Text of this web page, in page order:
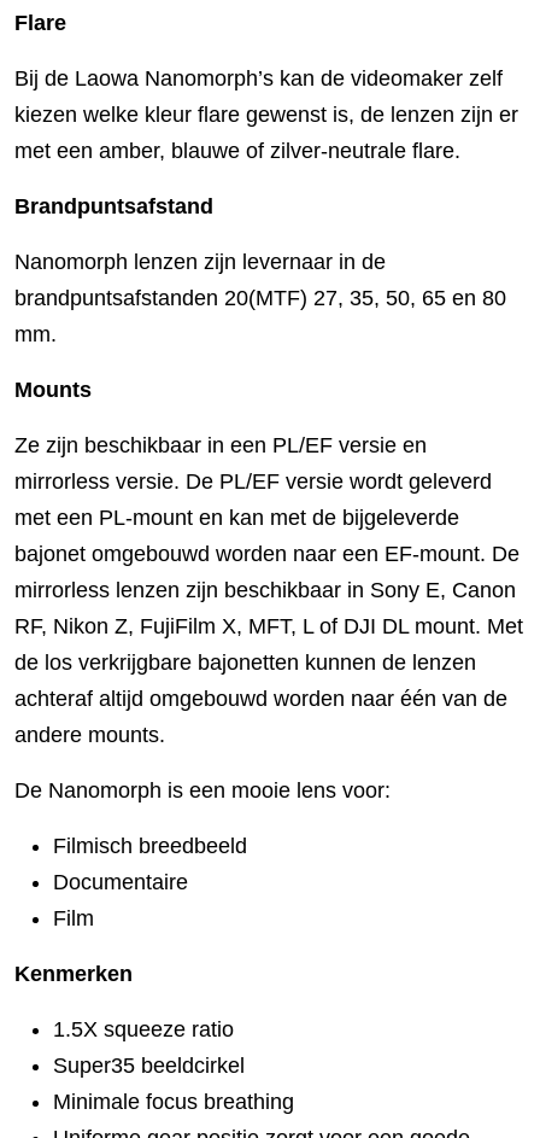
Flare
Bij de Laowa Nanomorph’s kan de videomaker zelf
kiezen welke kleur flare gewenst is, de lenzen zijn er
met een amber, blauwe of zilver-neutrale flare.
Brandpuntsafstand
Nanomorph lenzen zijn levernaar in de
brandpuntsafstanden 20(MTF) 27, 35, 50, 65 en 80
mm.
Mounts
Ze zijn beschikbaar in een PL/EF versie en
mirrorless versie. De PL/EF versie wordt geleverd
met een PL-mount en kan met de bijgeleverde
bajonet omgebouwd worden naar een EF-mount. De
mirrorless lenzen zijn beschikbaar in Sony E, Canon
RF, Nikon Z, FujiFilm X, MFT, L of DJI DL mount. Met
de los verkrijgbare bajonetten kunnen de lenzen
achteraf altijd omgebouwd worden naar één van de
andere mounts.
De Nanomorph is een mooie lens voor:
Filmisch breedbeeld
Documentaire
Film
Kenmerken
1.5X squeeze ratio
Super35 beeldcirkel
Minimale focus breathing